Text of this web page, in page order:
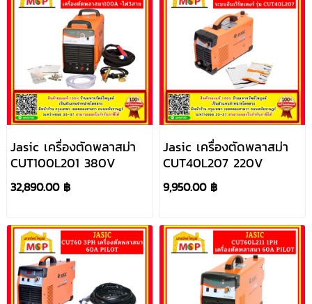
Jasic เครื่องตัดพลาสม่า
CUT100L201 380V
32,890.00 ฿
Jasic เครื่องตัดพลาสม่า
CUT40L207 220V
9,950.00 ฿